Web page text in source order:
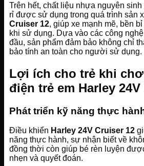
Trên hết, chất liệu nhựa nguyên
rỉ được sử dụng trong quá trình sản
Cruiser 12, giúp xe mạnh mẽ, bền
khi sử dụng. Dựa vào các công
đầu, sản phẩm đảm bảo không chỉ
bảo tính an toàn cho người sử dụng.
Lợi ích cho trẻ khi
điện trẻ em Harley
Phát triển kỹ năng thực
Điều khiển Harley 24V Cruiser 12
năng thực hành, sự nhận biết về
đồng thời còn giúp bé rèn luyện
nhẹn và quyết đoán.